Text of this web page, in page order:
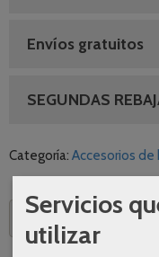
Envíos gratuitos
SEGUNDAS
Categoría: Accesorios de
Descripción
Servicios
utilizar